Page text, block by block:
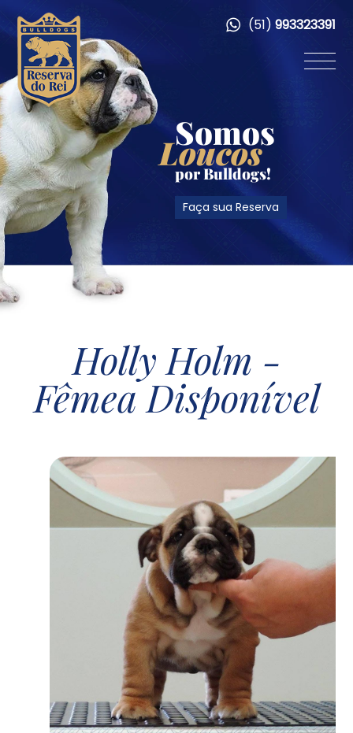
Somos
Loucos
por Bulldogs!
Faça sua Reserva
(51) 993323391
Holly Holm -
Fêmea Disponível